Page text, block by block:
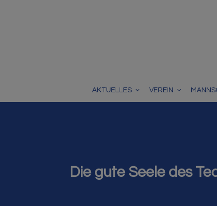
AKTUELLES VEREIN
Die gute Seele des